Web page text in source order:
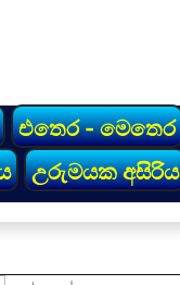
එතෙර - මෙතෙර
උරුමයක අසිරිය